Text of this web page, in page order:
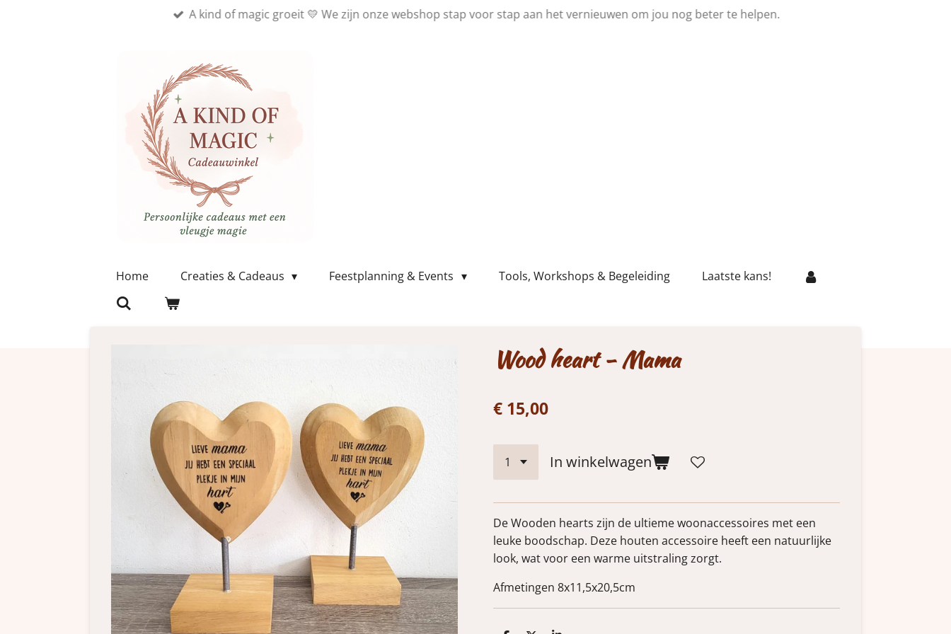
A kind of magic groeit 💛 We zijn onze webshop stap voor stap aan het vernieuwen om jou nog beter te helpen.
Home Creaties & Cadeaus Feestplanning & Events Tools, Workshops & Begeleiding Laatste kans!
Wood heart - Mama
€ 15,00
In winkelwagen
De Wooden hearts zijn de ultieme woonaccessoires met een
leuke boodschap. Deze houten accessoire heeft een natuurlijke
look, wat voor een warme uitstraling zorgt.
Afmetingen 8x11,5x20,5cm